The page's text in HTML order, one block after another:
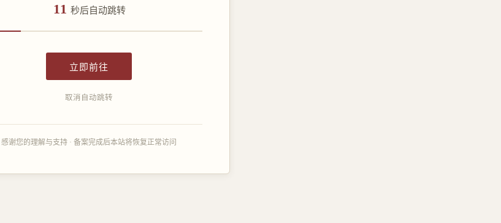
11 秒后自动跳转
立即前往
取消自动跳转
感谢您的理解与支持 · 备案完成后本站将恢复正常访问